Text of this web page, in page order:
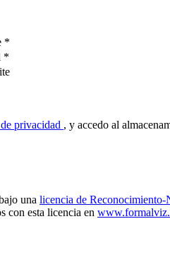
*
*
privacidad , y accedo al
una licencia de
con esta licencia en